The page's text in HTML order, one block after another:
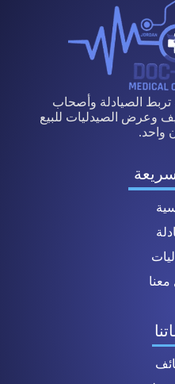
الصيادلة وأصحاب
وعرض الصيدليات للبيع
واحد.